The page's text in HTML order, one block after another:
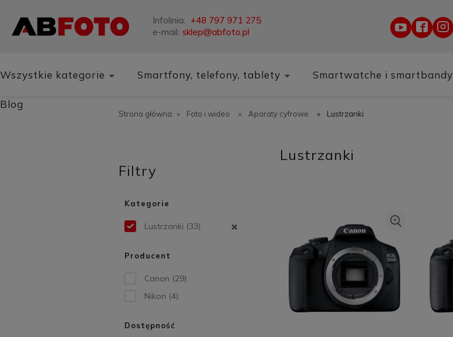
Infolinia: +48 797 971 275
e-mail: sklep@abfoto.pl
Wszystkie kategorie Smartfony, telefony, tablety Smartwatche i smartbandy
Blog
Strona główna: » Foto i wideo » Aparaty cyfrowe » Lustrzanki
Filtry
Kategorie
Lustrzanki (33)
Producent
Canon (29)
Nikon (4)
Dostępność
Lustrzanki